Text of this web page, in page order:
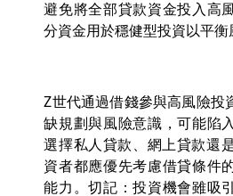
避免將全部貸款資金投入高
分資金用於穩健型投資以平衡
Z世代通過借錢參與高風險投
缺規劃與風險意識，可能陷
選擇私人貸款、網上貸款還
資者都應優先考慮借貸條件
能力。切記：投資機會雖吸